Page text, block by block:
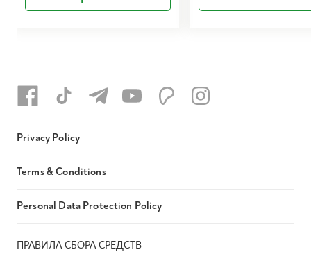
ПРАВИЛА СБОРА СРЕДСТВ
Privacy Policy
Terms & Conditions
Personal Data Protection Policy